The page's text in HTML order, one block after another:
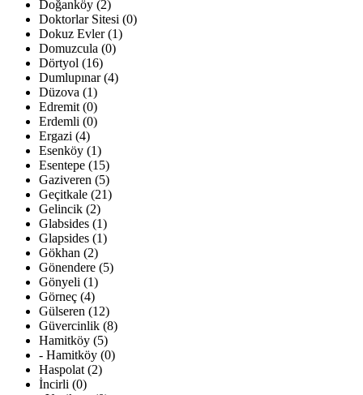
Doğanköy (2)
Doktorlar Sitesi (0)
Dokuz Evler (1)
Domuzcula (0)
Dörtyol (16)
Dumlupınar (4)
Düzova (1)
Edremit (0)
Erdemli (0)
Ergazi (4)
Esenköy (1)
Esentepe (15)
Gaziveren (5)
Geçitkale (21)
Gelincik (2)
Glabsides (1)
Glapsides (1)
Gökhan (2)
Gönendere (5)
Gönyeli (1)
Görneç (4)
Gülseren (12)
Güvercinlik (8)
Hamitköy (5)
- Hamitköy (0)
Haspolat (2)
İncirli (0)